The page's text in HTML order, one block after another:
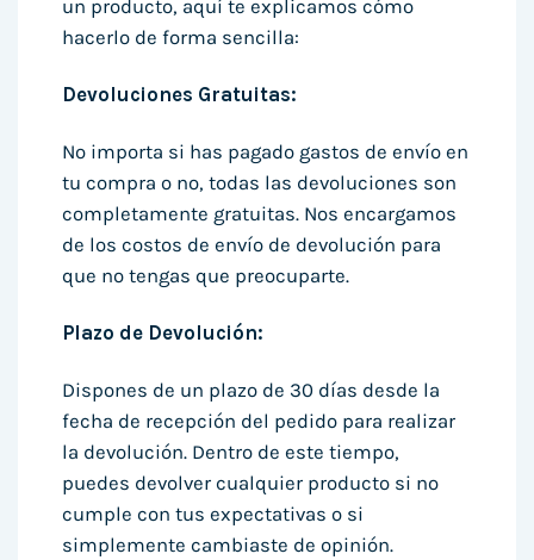
un producto, aquí te explicamos cómo
hacerlo de forma sencilla:
Devoluciones Gratuitas:
No importa si has pagado gastos de envío en
tu compra o no, todas las devoluciones son
completamente gratuitas. Nos encargamos
de los costos de envío de devolución para
que no tengas que preocuparte.
Plazo de Devolución:
Dispones de un plazo de 30 días desde la
fecha de recepción del pedido para realizar
la devolución. Dentro de este tiempo,
puedes devolver cualquier producto si no
cumple con tus expectativas o si
simplemente cambiaste de opinión.